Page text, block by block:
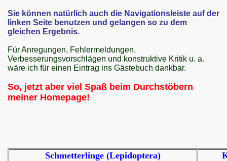
Sie können natürlich auch die Navigationsleiste auf der
linken Seite benutzen und gelangen so zu dem
gleichen Ergebnis.
Für Anregungen, Fehlermeldungen,
Verbesserungsvorschlägen und konstruktive Kritik u. a.
wäre ich für einen Eintrag ins Gästebuch dankbar.
So, jetzt aber viel Spaß beim Durchstöbern
meiner Homepage!
Schmetterlinge (Lepidoptera)